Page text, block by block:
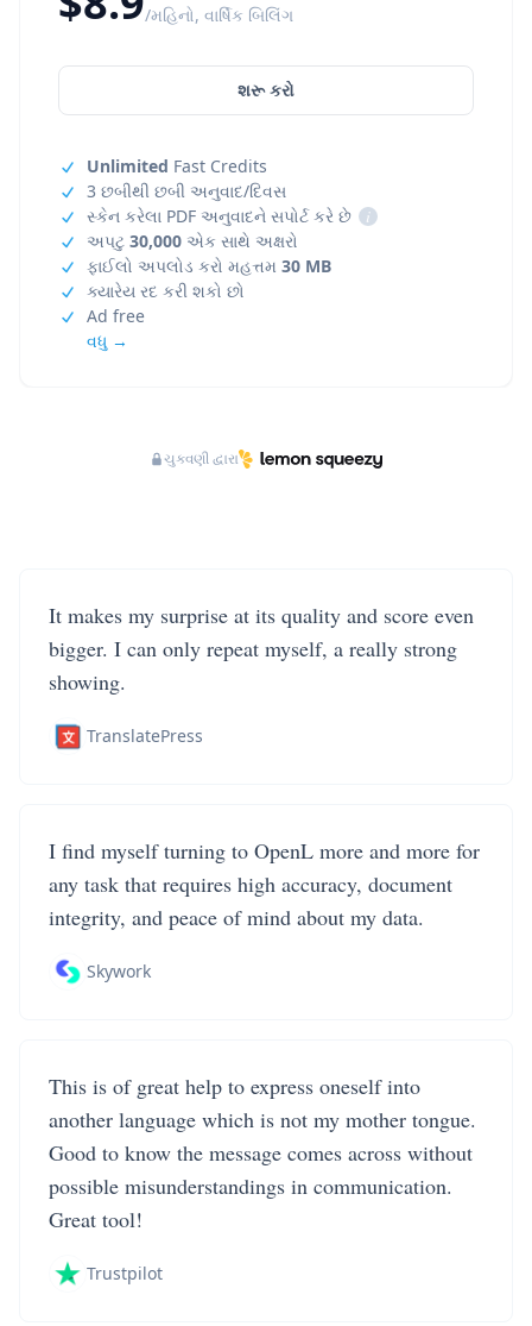
/મહિનો, વાર્ષિક બિલિંગ
શરૂ કરો
Unlimited Fast Credits
3 છબીથી છબી અનુવાદ/દિવસ
સ્કેન કરેલા PDF અનુવાદને સપોર્ટ કરે છે
i
અપટુ 30,000 એક સાથે અક્ષરો
ફાઈલો અપલોડ કરો મહત્તમ 30 MB
ક્યારેય રદ કરી શકો છો
Ad free
વધુ →
ચુકવણી દ્વારા
It makes my surprise at its quality and score even
bigger. I can only repeat myself, a really strong
showing.
TranslatePress
I find myself turning to OpenL more and more for
any task that requires high accuracy, document
integrity, and peace of mind about my data.
Skywork
This is of great help to express oneself into
another language which is not my mother tongue.
Good to know the message comes across without
possible misunderstandings in communication.
Great tool!
Trustpilot